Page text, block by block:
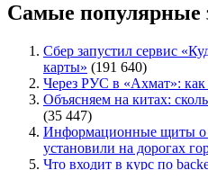
Самые популярные
Сбер запустил сервис
карты» (191 640)
Через РУС в «Ахмат»: как
Объясняем на китах:
(35 447)
Информационные щиты о
установили на дорогах
Что входит в курс по